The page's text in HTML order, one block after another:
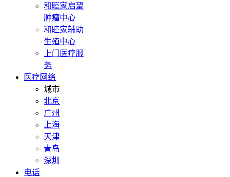
和睦家启望
肿瘤中心
和睦家辅助
生殖中心
上门医疗服
务
医疗网络
城市
北京
广州
上海
天津
青岛
深圳
电话